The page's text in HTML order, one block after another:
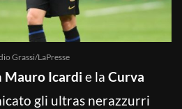
Grassi/LaPresse
Mauro Icardi e la Curva
gli ultras nerazzurri